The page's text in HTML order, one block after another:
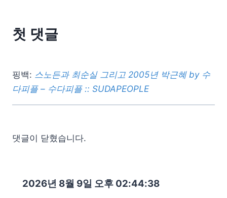
첫 댓글
핑백: 스노든과 최순실 그리고 2005년 박근혜 by 수
다피플 – 수다피플 :: SUDAPEOPLE
댓글이 닫혔습니다.
2026년 8월 9일 오후 02:44:40